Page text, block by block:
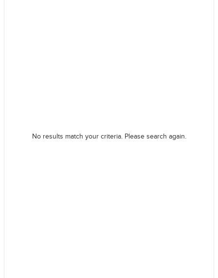
No results match your criteria. Please search again.